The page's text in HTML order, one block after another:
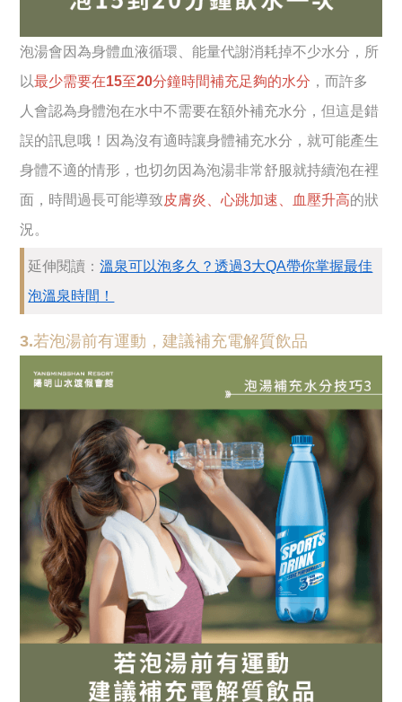
泡湯會因為身體血液循環、能量代謝消耗掉不少水分，所
以最少需要在15至20分鐘時間補充足夠的水分 ，而許多
人會認為身體泡在水中不需要在額外補充水分，但這是錯
誤的訊息哦！因為沒有適時讓身體補充水分，就可能產生
身體不適的情形，也切勿因為泡湯非常舒服就持續泡在裡
面，時間過長可能導致皮膚炎、心跳加速、血壓升高的狀
況。
延伸閱讀：溫泉可以泡多久？透過3大QA帶你掌握最佳
泡溫泉時間！
3.若泡湯前有運動，建議補充電解質飲品